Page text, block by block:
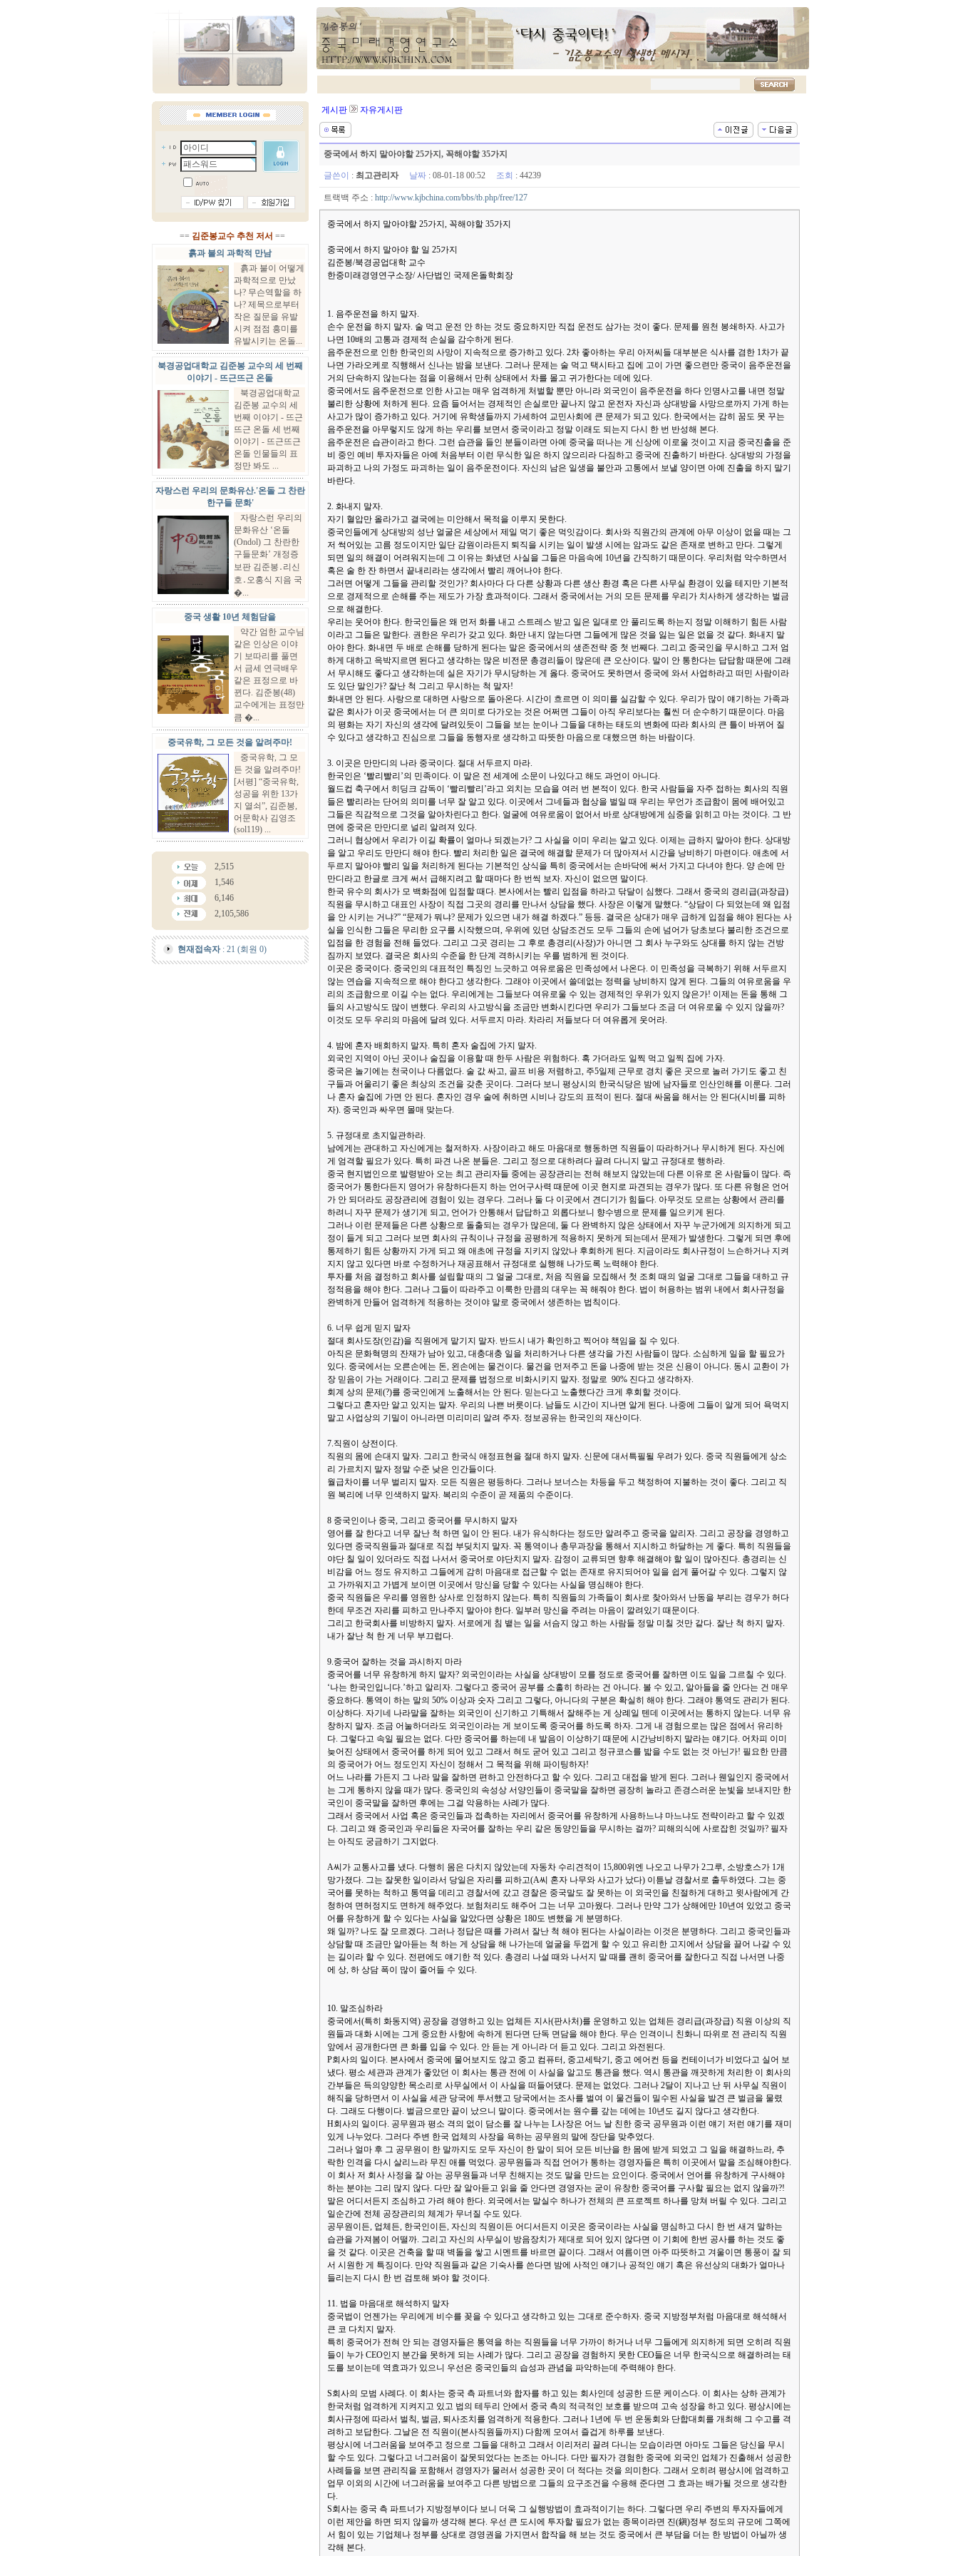
== 김준봉교수 추천 저서 ==
흙과 불의 과학적 만남
흙과 불이 어떻게
과학적으로 만났
나? 무슨역할을 하
나? 제목으로부터
작은 질문을 유발
시켜 점점 흥미를
유발시키는 온돌...
북경공업대학교 김준봉 교수의 세 번째
이야기 - 뜨근뜨근 온돌
북경공업대학교
김준봉 교수의 세
번째 이야기 - 뜨근
뜨근 온돌 세 번째
이야기 - 뜨근뜨근
온돌 인물들의 표
정만 봐도 ...
자랑스런 우리의 문화유산.'온돌 그 찬란
한구들 문화'
자랑스런 우리의
문화유산 ‘온돌
(Ondol) 그 찬란한
구들문화’ 개정증
보판 김준봉․리신
호․오홍식 지음 국
�...
중국 생활 10년 체험담을
약간 엄한 교수님
같은 인상은 이야
기 보따리를 풀면
서 금세 연극배우
같은 표정으로 바
뀐다. 김준봉(48)
교수에게는 표정만
큼 �...
중국유학, 그 모든 것을 알려주마!
중국유학, 그 모
든 것을 알려주마!
[서평] “중국유학,
성공을 위한 13가
지 열쇠”, 김준봉,
어문학사 김영조
(sol119) ...
2,515
1,546
6,146
2,105,586
현재접속자: 21 (회원 0)
게시판 자유게시판
중국에서 하지 말아야할 25가지, 꼭해야할 35가지
글쓴이 : 최고관리자 날짜 : 08-01-18 00:52 조회 : 44239
트랙백 주소 : http://www.kjbchina.com/bbs/tb.php/free/127
중국에서 하지 말아야할 25가지, 꼭해야할 35가지
중국에서 하지 말아야 할 일 25가지
김준봉/북경공업대학 교수
한중미래경영연구소장/ 사단법인 국제온돌학회장
1. 음주운전을 하지 말자.
손수 운전을 하지 말자. 술 먹고 운전 안 하는 것도 중요하지만 직접 운전도 삼가는 것이 좋다. 문제를 원천 봉쇄하자. 사고가
나면 10배의 고통과 경제적 손실을 감수하게 된다.
음주운전으로 인한 한국인의 사망이 지속적으로 증가하고 있다. 2차 좋아하는 우리 아저씨들 대부분은 식사를 겸한 1차가 끝
나면 가라오케로 직행해서 신나는 밤을 보낸다. 그러나 문제는 술 먹고 택시타고 집에 고이 가면 좋으련만 중국이 음주운전을
거의 단속하지 않는다는 점을 이용해서 만취 상태에서 차를 몰고 귀가한다는 데에 있다.
중국에서도 음주운전으로 인한 사고는 매우 엄격하게 처벌할 뿐만 아니라 외국인이 음주운전을 하다 인명사고를 내면 정말
불리한 상황에 처하게 된다. 요즘 들어서는 경제적인 손실로만 끝나지 않고 운전자 자신과 상대방을 사망으로까지 가게 하는
사고가 많이 증가하고 있다. 거기에 유학생들까지 가세하여 교민사회에 큰 문제가 되고 있다. 한국에서는 감히 꿈도 못 꾸는
음주운전을 아무렇지도 않게 하는 우리를 보면서 중국이라고 정말 이래도 되는지 다시 한 번 반성해 본다.
음주운전은 습관이라고 한다. 그런 습관을 들인 분들이라면 아예 중국을 떠나는 게 신상에 이로울 것이고 지금 중국진출을 준
비 중인 예비 투자자들은 아예 처음부터 이런 무식한 일은 하지 않으리라 다짐하고 중국에 진출하기 바란다. 상대방의 가정을
파괴하고 나의 가정도 파괴하는 일이 음주운전이다. 자신의 남은 일생을 불안과 고통에서 보낼 양이면 아예 진출을 하지 말기
바란다.
2. 화내지 말자.
자기 혈압만 올라가고 결국에는 미안해서 목적을 이루지 못한다.
중국인들에게 상대방의 성난 얼굴은 세상에서 제일 먹기 좋은 먹잇감이다. 회사와 직원간의 관계에 아무 이상이 없을 때는 그
저 썩어있는 고름 정도이지만 일단 감원이라든지 퇴직을 시키는 일이 발생 시에는 암과도 같은 존재로 변하고 만다. 그렇게
되면 일의 해결이 어려워지는데 그 이유는 화냈던 사실을 그들은 마음속에 10년을 간직하기 때문이다. 우리처럼 악수하면서
혹은 술 한 잔 하면서 끝내리라는 생각에서 빨리 깨어나야 한다.
그러면 어떻게 그들을 관리할 것인가? 회사마다 다 다른 상황과 다른 생산 환경 혹은 다른 사무실 환경이 있을 테지만 기본적
으로 경제적으로 손해를 주는 제도가 가장 효과적이다. 그래서 중국에서는 거의 모든 문제를 우리가 치사하게 생각하는 벌금
으로 해결한다.
우리는 웃어야 한다. 한국인들은 왜 먼저 화를 내고 스트레스 받고 일은 일대로 안 풀리도록 하는지 정말 이해하기 힘든 사람
이라고 그들은 말한다. 권한은 우리가 갖고 있다. 화만 내지 않는다면 그들에게 많은 것을 잃는 일은 없을 것 같다. 화내지 말
아야 한다. 화내면 두 배로 손해를 당하게 된다는 말은 중국에서의 생존전략 중 첫 번째다. 그리고 중국인을 무시하고 그저 엄
하게 대하고 윽박지르면 된다고 생각하는 많은 비전문 총경리들이 많은데 큰 오산이다. 말이 안 통한다는 답답함 때문에 그래
서 무시해도 좋다고 생각하는데 실은 자기가 무시당하는 게 옳다. 중국어도 못하면서 중국에 와서 사업하라고 떠민 사람이라
도 있단 말인가? 잘난 척 그리고 무시하는 척 말자!
화내면 안 된다. 사랑으로 대하면 사랑으로 돌아온다. 시간이 흐르면 이 의미를 실감할 수 있다. 우리가 많이 얘기하는 가족과
같은 회사가 이곳 중국에서는 더 큰 의미로 다가오는 것은 어쩌면 그들이 아직 우리보다는 훨씬 더 순수하기 때문이다. 마음
의 평화는 자기 자신의 생각에 달려있듯이 그들을 보는 눈이나 그들을 대하는 태도의 변화에 따라 회사의 큰 틀이 바뀌어 질
수 있다고 생각하고 진심으로 그들을 동행자로 생각하고 따뜻한 마음으로 대했으면 하는 바람이다.
3. 이곳은 만만디의 나라 중국이다. 절대 서두르지 마라.
한국인은 ‘빨리빨리’의 민족이다. 이 말은 전 세계에 소문이 나있다고 해도 과언이 아니다.
월드컵 축구에서 히딩크 감독이 ‘빨리빨리’라고 외치는 모습을 여러 번 본적이 있다. 한국 사람들을 자주 접하는 회사의 직원
들은 빨리라는 단어의 의미를 너무 잘 알고 있다. 이곳에서 그네들과 협상을 벌일 때 우리는 무언가 조급함이 몸에 배어있고
그들은 직감적으로 그것을 알아차린다고 한다. 얼굴에 여유로움이 없어서 바로 상대방에게 심중을 읽히고 마는 것이다. 그 반
면에 중국은 만만디로 널리 알려져 있다.
그러니 협상에서 우리가 이길 확률이 얼마나 되겠는가? 그 사실을 이미 우리는 알고 있다. 이제는 급하지 말아야 한다. 상대방
을 알고 우리도 만만디 해야 한다. 빨리 처리한 일은 결국에 해결할 문제가 더 많아져서 시간을 낭비하기 마련이다. 애초에 서
두르지 말아야 빨리 일을 처리하게 된다는 기본적인 상식을 특히 중국에서는 손바닥에 써서 가지고 다녀야 한다. 양 손에 만
만디라고 한글로 크게 써서 급해지려고 할 때마다 한 번씩 보자. 자신이 없으면 말이다.
한국 유수의 회사가 모 백화점에 입점할 때다. 본사에서는 빨리 입점을 하라고 닦달이 심했다. 그래서 중국의 경리급(과장급)
직원을 무시하고 대표인 사장이 직접 그곳의 경리를 만나서 상담을 했다. 사장은 이렇게 말했다. “상담이 다 되었는데 왜 입점
을 안 시키는 거냐?” “문제가 뭐냐? 문제가 있으면 내가 해결 하겠다.” 등등. 결국은 상대가 매우 급하게 입점을 해야 된다는 사
실을 인식한 그들은 무리한 요구를 시작했으며, 우위에 있던 상담조건도 모두 그들의 손에 넘어가 당초보다 불리한 조건으로
입점을 한 경험을 전해 들었다. 그리고 그곳 경리는 그 후로 총경리(사장)가 아니면 그 회사 누구와도 상대를 하지 않는 건방
짐까지 보였다. 결국은 회사의 수준을 한 단계 격하시키는 우를 범하게 된 것이다.
이곳은 중국이다. 중국인의 대표적인 특징인 느긋하고 여유로움은 민족성에서 나온다. 이 민족성을 극복하기 위해 서두르지
않는 연습을 지속적으로 해야 한다고 생각한다. 그래야 이곳에서 쓸데없는 정력을 낭비하지 않게 된다. 그들의 여유로움을 우
리의 조급함으로 이길 수는 없다. 우리에게는 그들보다 여유로울 수 있는 경제적인 우위가 있지 않은가! 이제는 돈을 통해 그
들의 사고방식도 많이 변했다. 우리의 사고방식을 조금만 변화시킨다면 우리가 그들보다 조금 더 여유로울 수 있지 않을까?
이것도 모두 우리의 마음에 달려 있다. 서두르지 마라. 차라리 저들보다 더 여유롭게 웃어라.
4. 밤에 혼자 배회하지 말자. 특히 혼자 술집에 가지 말자.
외국인 지역이 아닌 곳이나 술집을 이용할 때 한두 사람은 위험하다. 혹 가더라도 일찍 먹고 일찍 집에 가자.
중국은 놀기에는 천국이나 다름없다. 술 값 싸고, 골프 비용 저렴하고, 주5일제 근무로 경치 좋은 곳으로 놀러 가기도 좋고 친
구들과 어울리기 좋은 최상의 조건을 갖춘 곳이다. 그러다 보니 평상시의 한국식당은 밤에 남자들로 인산인해를 이룬다. 그러
나 혼자 술집에 가면 안 된다. 혼자인 경우 술에 취하면 시비나 강도의 표적이 된다. 절대 싸움을 해서는 안 된다(시비를 피하
자). 중국인과 싸우면 몰매 맞는다.
5. 규정대로 초지일관하라.
남에게는 관대하고 자신에게는 철저하자. 사장이라고 해도 마음대로 행동하면 직원들이 따라하거나 무시하게 된다. 자신에
게 엄격할 필요가 있다. 특히 파견 나온 분들은. 그리고 정으로 대하려다 끌려 다니지 말고 규정대로 행하라.
중국 현지법인으로 발령받아 오는 최고 관리자들 중에는 공장관리는 전혀 해보지 않았는데 다른 이유로 온 사람들이 많다. 즉
중국어가 통한다든지 영어가 유창하다든지 하는 언어구사력 때문에 이곳 현지로 파견되는 경우가 많다. 또 다른 유형은 언어
가 안 되더라도 공장관리에 경험이 있는 경우다. 그러나 둘 다 이곳에서 견디기가 힘들다. 아무것도 모르는 상황에서 관리를
하려니 자꾸 문제가 생기게 되고, 언어가 안통해서 답답하고 외롭다보니 향수병으로 문제를 일으키게 된다.
그러나 이런 문제들은 다른 상황으로 돌출되는 경우가 많은데, 둘 다 완벽하지 않은 상태에서 자꾸 누군가에게 의지하게 되고
정이 들게 되고 그러다 보면 회사의 규칙이나 규정을 공평하게 적용하지 못하게 되는데서 문제가 발생한다. 그렇게 되면 후에
통제하기 힘든 상황까지 가게 되고 왜 애초에 규정을 지키지 않았나 후회하게 된다. 지금이라도 회사규정이 느슨하거나 지켜
지지 않고 있다면 바로 수정하거나 재공표해서 규정대로 실행해 나가도록 노력해야 한다.
투자를 처음 결정하고 회사를 설립할 때의 그 얼굴 그대로, 처음 직원을 모집해서 첫 조회 때의 얼굴 그대로 그들을 대하고 규
정적용을 해야 한다. 그러나 그들이 따라주고 이룩한 만큼의 대우는 꼭 해줘야 한다. 법이 허용하는 범위 내에서 회사규정을
완벽하게 만들어 엄격하게 적용하는 것이야 말로 중국에서 생존하는 법칙이다.
6. 너무 쉽게 믿지 말자
절대 회사도장(인감)을 직원에게 맡기지 말자. 반드시 내가 확인하고 찍어야 책임을 질 수 있다.
아직은 문화혁명의 잔재가 남아 있고, 대충대충 일을 처리하거나 다른 생각을 가진 사람들이 많다. 소심하게 일을 할 필요가
있다. 중국에서는 오른손에는 돈, 왼손에는 물건이다. 물건을 먼저주고 돈을 나중에 받는 것은 신용이 아니다. 동시 교환이 가
장 믿음이 가는 거래이다. 그리고 문제를 법정으로 비화시키지 말자. 정말로 90% 진다고 생각하자.
회계 상의 문제(?)를 중국인에게 노출해서는 안 된다. 믿는다고 노출했다간 크게 후회할 것이다.
그렇다고 혼자만 알고 있지는 말자. 우리의 나쁜 버릇이다. 남들도 시간이 지나면 알게 된다. 나중에 그들이 알게 되어 욕먹지
말고 사업상의 기밀이 아니라면 미리미리 알려 주자. 정보공유는 한국인의 재산이다.
7.직원이 상전이다.
직원의 몸에 손대지 말자. 그리고 한국식 애정표현을 절대 하지 말자. 신문에 대서특필될 우려가 있다. 중국 직원들에게 상소
리 가르치지 말자 정말 수준 낮은 인간들이다.
월급차이를 너무 벌리지 말자. 모든 직원은 평등하다. 그러나 보너스는 차등을 두고 책정하여 지불하는 것이 좋다. 그리고 직
원 복리에 너무 인색하지 말자. 복리의 수준이 곧 제품의 수준이다.
8 중국인이나 중국, 그리고 중국어를 무시하지 말자
영어를 잘 한다고 너무 잘난 척 하면 일이 안 된다. 내가 유식하다는 정도만 알려주고 중국을 알리자. 그리고 공장을 경영하고
있다면 중국직원들과 절대로 직접 부딪치지 말자. 꼭 통역이나 총무과장을 통해서 지시하고 하달하는 게 좋다. 특히 직원들을
야단 칠 일이 있더라도 직접 나서서 중국어로 야단치지 말자. 감정이 교류되면 향후 해결해야 할 일이 많아진다. 총경리는 신
비감을 어느 정도 유지하고 그들에게 감히 마음대로 접근할 수 없는 존재로 유지되어야 일을 쉽게 풀어갈 수 있다. 그렇지 않
고 가까워지고 가볍게 보이면 이곳에서 망신을 당할 수 있다는 사실을 명심해야 한다.
중국 직원들은 우리를 영원한 상사로 인정하지 않는다. 특히 직원들의 가족들이 회사로 찾아와서 난동을 부리는 경우가 허다
한데 무조건 자리를 피하고 만나주지 말아야 한다. 일부러 망신을 주려는 마음이 깔려있기 때문이다.
그리고 한국회사를 비방하지 말자. 서로에게 침 뱉는 일을 서슴지 않고 하는 사람들 정말 미칠 것만 같다. 잘난 척 하지 말자.
내가 잘난 척 한 게 너무 부끄럽다.
9.중국어 잘하는 것을 과시하지 마라
중국어를 너무 유창하게 하지 말자? 외국인이라는 사실을 상대방이 모를 정도로 중국어를 잘하면 이도 일을 그르칠 수 있다.
‘나는 한국인입니다.’하고 알리자. 그렇다고 중국어 공부를 소홀히 하라는 건 아니다. 볼 수 있고, 알아들을 줄 안다는 건 매우
중요하다. 통역이 하는 말의 50% 이상과 숫자 그리고 그렇다, 아니다의 구분은 확실히 해야 한다. 그래야 통역도 관리가 된다.
이상하다. 자기네 나라말을 잘하는 외국인이 신기하고 기특해서 잘해주는 게 상례일 텐데 이곳에서는 통하지 않는다. 너무 유
창하지 말자. 조금 어눌하더라도 외국인이라는 게 보이도록 중국어를 하도록 하자. 그게 내 경험으로는 많은 점에서 유리하
다. 그렇다고 속일 필요는 없다. 다만 중국어를 하는데 내 발음이 이상하기 때문에 시간낭비하지 말라는 얘기다. 어차피 이미
늦어진 상태에서 중국어를 하게 되어 있고 그래서 혀도 굳어 있고 그리고 정규코스를 밟을 수도 없는 것 아닌가! 필요한 만큼
의 중국어가 어느 정도인지 자신이 정해서 그 목적을 위해 파이팅하자!
어느 나라를 가든지 그 나라 말을 잘하면 편하고 안전하다고 할 수 있다. 그리고 대접을 받게 된다. 그러나 웬일인지 중국에서
는 그게 통하지 않을 때가 많다. 중국인의 속성상 서양인들이 중국말을 잘하면 굉장히 놀라고 존경스러운 눈빛을 보내지만 한
국인이 중국말을 잘하면 후에는 그걸 악용하는 사례가 많다.
그래서 중국에서 사업 혹은 중국인들과 접촉하는 자리에서 중국어를 유창하게 사용하느냐 마느냐도 전략이라고 할 수 있겠
다. 그리고 왜 중국인과 우리들은 자국어를 잘하는 우리 같은 동양인들을 무시하는 걸까? 피해의식에 사로잡힌 것일까? 필자
는 아직도 궁금하기 그지없다.
A씨가 교통사고를 냈다. 다행히 몸은 다치지 않았는데 자동차 수리견적이 15,800위엔 나오고 나무가 2그루, 소방호스가 1개
망가졌다. 그는 잘못한 일이라서 당일은 자리를 피하고(A씨 혼자 나무와 사고가 났다) 이튿날 경찰서로 출두하였다. 그는 중
국어를 못하는 척하고 통역을 데리고 경찰서에 갔고 경찰은 중국말도 잘 못하는 이 외국인을 친절하게 대하고 윗사람에게 간
청하여 면허정지도 면하게 해주었다. 보험처리도 해주어 그는 너무 고마웠다. 그러나 만약 그가 상해에만 10년여 있었고 중국
어를 유창하게 할 수 있다는 사실을 알았다면 상황은 180도 변했을 게 분명하다.
왜 일까? 나도 잘 모르겠다. 그러나 정답은 때를 가려서 잘난 척 해야 된다는 사실이라는 이것은 분명하다. 그리고 중국인들과
상담할 때 조금만 알아듣는 척 하는 게 상담을 해 나가는데 얼굴을 두껍게 할 수 있고 유리한 고지에서 상담을 끌어 나갈 수 있
는 길이라 할 수 있다. 전편에도 얘기한 적 있다. 총경리 나설 때와 나서지 말 때를 괜히 중국어를 잘한다고 직접 나서면 나중
에 상, 하 상담 폭이 많이 줄어들 수 있다.
10. 말조심하라
중국에서(특히 화동지역) 공장을 경영하고 있는 업체든 지사(판사처)를 운영하고 있는 업체든 경리급(과장급) 직원 이상의 직
원들과 대화 시에는 그게 중요한 사항에 속하게 된다면 단독 면담을 해야 한다. 무슨 인격이니 친화니 따위로 전 관리직 직원
앞에서 공개한다면 큰 화를 입을 수 있다. 안 듣는 게 아니라 더 듣고 있다. 그리고 와전된다.
P회사의 일이다. 본사에서 중국에 물어보지도 않고 중고 컴퓨터, 중고세탁기, 중고 에어컨 등을 컨테이너가 비었다고 실어 보
냈다. 평소 세관과 관계가 좋았던 이 회사는 통관 전에 이 사실을 알고도 통관을 했다. 역시 통관을 깨끗하게 처리한 이 회사의
간부들은 득의양양한 목소리로 사무실에서 이 사실을 떠들어댔다. 문제는 없었다. 그러나 2달이 지나고 난 뒤 사무실 직원이
해직을 당하면서 이 사실을 세관 당국에 투서했고 당국에서는 조사를 벌여 이 물건들이 밀수된 사실을 발견 큰 벌금을 물렸
다. 그래도 다행이다. 벌금으로만 끝이 났으니 말이다. 중국에서는 원수를 갚는 데에는 10년도 길지 않다고 생각한다.
H회사의 일이다. 공무원과 평소 격의 없이 담소를 잘 나누는 L사장은 어느 날 친한 중국 공무원과 이런 얘기 저런 얘기를 재미
있게 나누었다. 그러다 주변 한국 업체의 사장을 욕하는 공무원의 말에 장단을 맞추었다.
그러나 얼마 후 그 공무원이 한 말까지도 모두 자신이 한 말이 되어 모든 비난을 한 몸에 받게 되었고 그 일을 해결하느라, 추
락한 인격을 다시 살리느라 무진 애를 먹었다. 공무원들과 직접 언어가 통하는 경영자들은 특히 이곳에서 말을 조심해야한다.
이 회사 저 회사 사정을 잘 아는 공무원들과 너무 친해지는 것도 말을 만드는 요인이다. 중국에서 언어를 유창하게 구사해야
하는 분야는 그리 많지 않다. 다만 잘 알아듣고 읽을 줄 안다면 경영자는 굳이 유창한 중국어를 구사할 필요는 없지 않을까?!
말은 어디서든지 조심하고 가려 해야 한다. 외국에서는 말실수 하나가 전체의 큰 프로젝트 하나를 망쳐 버릴 수 있다. 그리고
일순간에 전체 공장관리의 체계가 무너질 수도 있다.
공무원이든, 업체든, 한국인이든, 자신의 직원이든 어디서든지 이곳은 중국이라는 사실을 명심하고 다시 한 번 새겨 말하는
습관을 가져봄이 어떨까. 그리고 자신의 사무실이 방음장치가 제대로 되어 있지 않다면 이 기회에 한번 공사를 하는 것도 좋
을 것 같다. 이곳은 건축을 할 때 벽돌을 쌓고 시멘트를 바르면 끝이다. 그래서 여름이면 아주 따뜻하고 겨울이면 통풍이 잘 되
서 시원한 게 특징이다. 만약 직원들과 같은 기숙사를 쓴다면 밤에 사적인 얘기나 공적인 얘기 혹은 유선상의 대화가 얼마나
들리는지 다시 한 번 검토해 봐야 할 것이다.
11. 법을 마음대로 해석하지 말자
중국법이 언젠가는 우리에게 비수를 꽂을 수 있다고 생각하고 있는 그대로 준수하자. 중국 지방정부처럼 마음대로 해석해서
큰 코 다치지 말자.
특히 중국어가 전혀 안 되는 경영자들은 통역을 하는 직원들을 너무 가까이 하거나 너무 그들에게 의지하게 되면 오히려 직원
들이 누가 CEO인지 분간을 못하게 되는 사례가 많다. 그리고 공장을 경험하지 못한 CEO들은 너무 한국식으로 해결하려는 태
도를 보이는데 역효과가 있으니 우선은 중국인들의 습성과 관념을 파악하는데 주력해야 한다.
S회사의 모범 사례다. 이 회사는 중국 측 파트너와 합자를 하고 있는 회사인데 성공한 드문 케이스다. 이 회사는 상하 관계가
한국처럼 엄격하게 지켜지고 있고 법의 테두리 안에서 중국 측의 적극적인 보호를 받으며 고속 성장을 하고 있다. 평상시에는
회사규정에 따라서 벌칙, 벌금, 퇴사조치를 엄격하게 적용한다. 그러나 1년에 두 번 운동회와 단합대회를 개최해 그 수고를 격
려하고 보답한다. 그날은 전 직원이(본사직원들까지) 다함께 모여서 즐겁게 하루를 보낸다.
평상시에 너그러움을 보여주고 정으로 그들을 대하고 그래서 이리저리 끌려 다니는 모습이라면 아마도 그들은 당신을 무시
할 수도 있다. 그렇다고 너그러움이 잘못되었다는 논조는 아니다. 다만 필자가 경험한 중국에 외국인 업체가 진출해서 성공한
사례들을 보면 관리직을 포함해서 경영자가 물러서 성공한 곳이 더 적다는 것을 의미한다. 그래서 오히려 평상시에 엄격하고
업무 이외의 시간에 너그러움을 보여주고 다른 방법으로 그들의 요구조건을 수용해 준다면 그 효과는 배가될 것으로 생각한
다.
S회사는 중국 측 파트너가 지방정부이다 보니 더욱 그 실행방법이 효과적이기는 하다. 그렇다면 우리 주변의 투자자들에게
이런 제안을 하면 되지 않을까 생각해 본다. 우선 큰 도시에 투자할 필요가 없는 종목이라면 진(鎭)정부 정도의 규모에 그쪽에
서 힘이 있는 기업체나 정부를 상대로 경영권을 가지면서 합작을 해 보는 것도 중국에서 큰 부담을 더는 한 방법이 아닐까 생
각해 본다.